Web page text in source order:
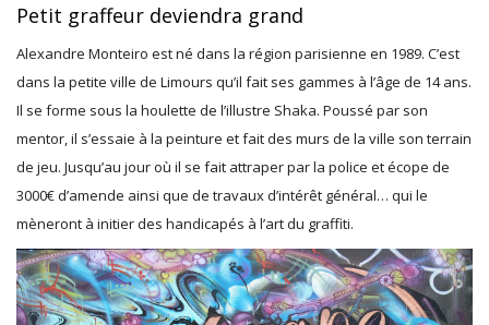
Petit graffeur deviendra grand
Alexandre Monteiro est né dans la région parisienne en 1989. C’est
dans la petite ville de Limours qu’il fait ses gammes à l’âge de 14 ans.
Il se forme sous la houlette de l’illustre Shaka. Poussé par son
mentor, il s’essaie à la peinture et fait des murs de la ville son terrain
de jeu. Jusqu’au jour où il se fait attraper par la police et écope de
3000€ d’amende ainsi que de travaux d’intérêt général… qui le
mèneront à initier des handicapés à l’art du graffiti.